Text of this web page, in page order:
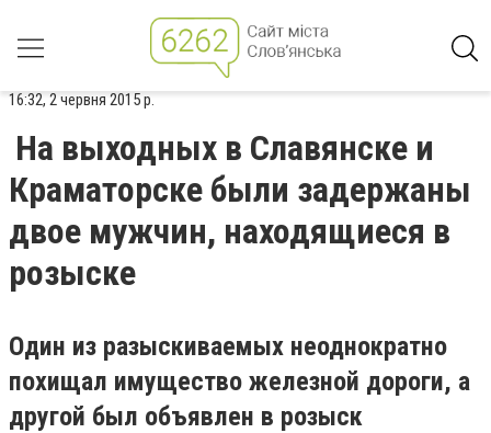
16:32, 2 червня 2015 р.
На выходных в Славянске и
Краматорске были задержаны
двое мужчин, находящиеся в
розыске
Один из разыскиваемых неоднократно
похищал имущество железной дороги, а
другой был объявлен в розыск